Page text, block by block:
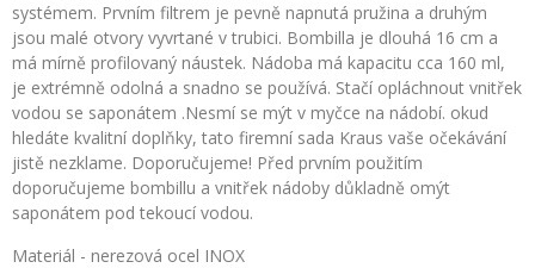
systémem. Prvním filtrem je pevně napnutá pružina a druhým
jsou malé otvory vyvrtané v trubici. Bombilla je dlouhá 16 cm a
má mírně profilovaný náustek. Nádoba má kapacitu cca 160 ml,
je extrémně odolná a snadno se používá. Stačí opláchnout vnitřek
vodou se saponátem .Nesmí se mýt v myčce na nádobí. okud
hledáte kvalitní doplňky, tato firemní sada Kraus vaše očekávání
jistě nezklame. Doporučujeme! Před prvním použitím
doporučujeme bombillu a vnitřek nádoby důkladně omýt
saponátem pod tekoucí vodou.
Materiál - nerezová ocel INOX